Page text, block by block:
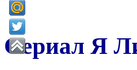
Сериал Я